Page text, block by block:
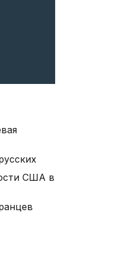
США в